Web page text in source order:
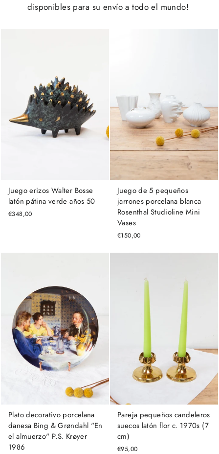
disponibles para su envío a todo el mundo!
Juego erizos Walter Bosse
latón pátina verde años 50
€348,00
Juego de 5 pequeños
jarrones porcelana blanca
Rosenthal Studioline Mini
Vases
€150,00
Plato decorativo porcelana
danesa Bing & Grøndahl "En
el almuerzo" P.S. Krøyer
1986
Pareja pequeños candeleros
suecos latón flor c. 1970s (7
cm)
€95,00